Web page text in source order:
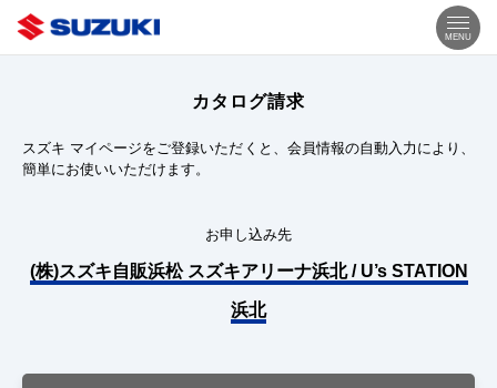
MENU
カタログ請求
スズキ マイページをご登録いただくと、会員情報の自動入力により、
簡単にお使いいただけます。
お申し込み先
(株)スズキ自販浜松 スズキアリーナ浜北 / U’s STATION
浜北